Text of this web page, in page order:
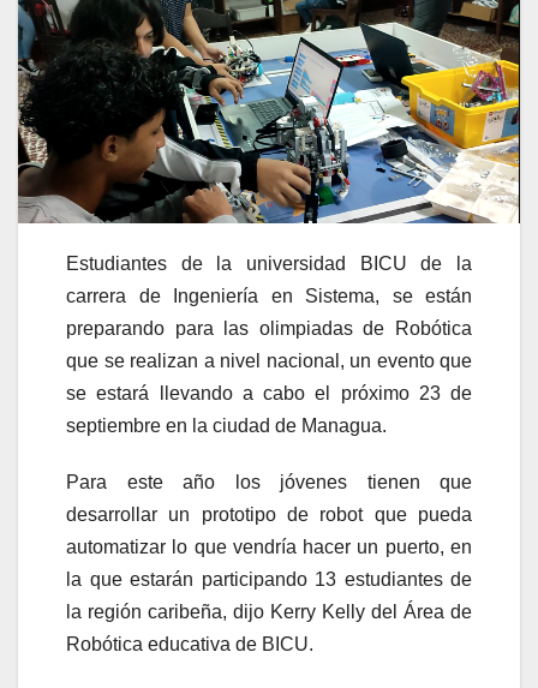
Estudiantes de la universidad BICU de la
carrera de Ingeniería en Sistema, se están
preparando para las olimpiadas de Robótica
que se realizan a nivel nacional, un evento que
se estará llevando a cabo el próximo 23 de
septiembre en la ciudad de Managua.
Para este año los jóvenes tienen que
desarrollar un prototipo de robot que pueda
automatizar lo que vendría hacer un puerto, en
la que estarán participando 13 estudiantes de
la región caribeña, dijo Kerry Kelly del Área de
Robótica educativa de BICU.